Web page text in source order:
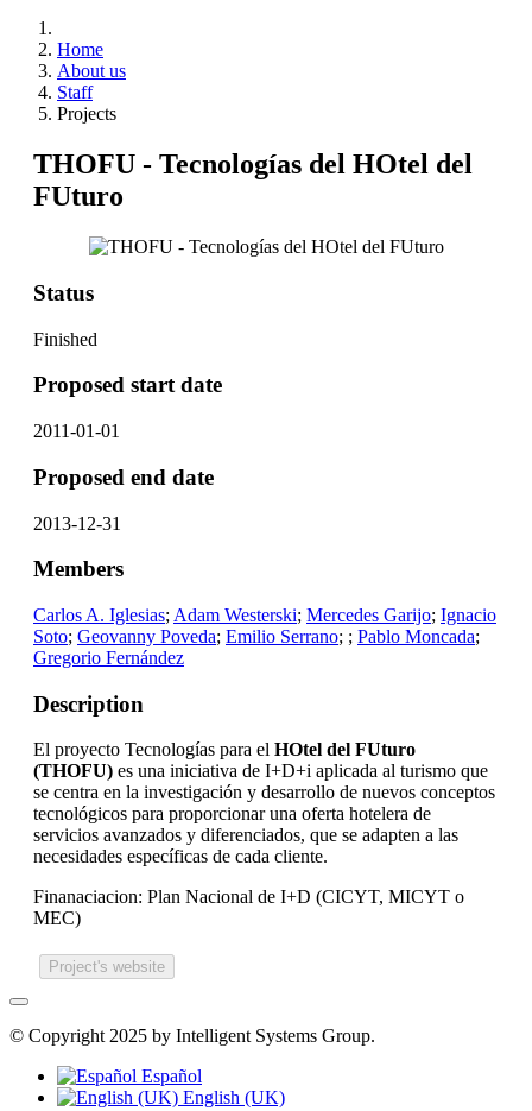
Home
About us
Staff
Projects
THOFU - Tecnologías del HOtel del
FUturo
Status
Finished
Proposed start date
2011-01-01
Proposed end date
2013-12-31
Members
Carlos A. Iglesias; Adam Westerski; Mercedes Garijo; Ignacio
Soto; Geovanny Poveda; Emilio Serrano; ; Pablo Moncada;
Gregorio Fernández
Description
El proyecto Tecnologías para el HOtel del FUturo
(THOFU) es una iniciativa de I+D+i aplicada al turismo que
se centra en la investigación y desarrollo de nuevos conceptos
tecnológicos para proporcionar una oferta hotelera de
servicios avanzados y diferenciados, que se adapten a las
necesidades específicas de cada cliente.
Finanaciacion: Plan Nacional de I+D (CICYT, MICYT o
MEC)
Project's website
© Copyright 2025 by Intelligent Systems Group.
Español
English (UK)